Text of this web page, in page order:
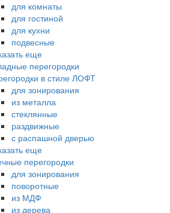
для комнаты
для гостиной
для кухни
подвесные
еще
перегородки
в стиле ЛОФТ
для зонирования
из металла
стеклянные
раздвижные
с распашной дверью
еще
перегородки
для зонирования
поворотные
из МДФ
из дерева